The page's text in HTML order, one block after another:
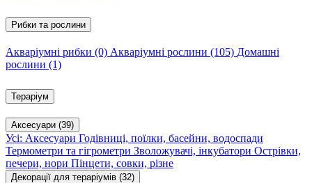
Рибки та рослини
Акваріумні рибки (0) Акваріумні рослини (105) Домашні
рослини (1)
Тераріум
Аксесуари (39)
Усі: Аксесуари Годівниці, поїлки, басейни, водоспади
Термометри та гігрометри Зволожувачі, інкубатори Острівки,
печери, нори Пінцети, совки, різне
Декорації для тераріумів (32)